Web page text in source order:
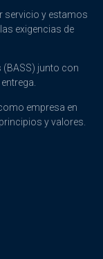
servicio y estamos
exigencias de
junto con
empresa en
y valores.